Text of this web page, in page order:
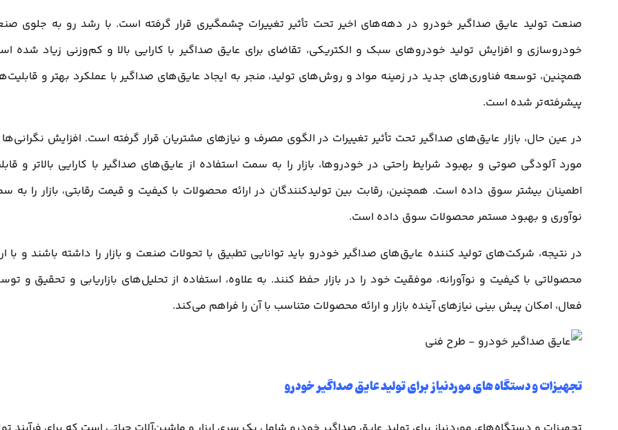
صنعت تولید عایق صداگیر خودرو در دهه‌های اخیر تحت تأثیر تغییرات چشمگیری قرار گرفته است. با رشد رو به جلوی
خودروسازی و افزایش تولید خودروهای سبک و الکتریکی، تقاضای برای عایق صداگیر با کارایی بالا و کم‌وزنی زیاد شده
همچنین، توسعه فناوری‌های جدید در زمینه مواد و روش‌های تولید، منجر به ایجاد عایق‌های صداگیر با عملکرد بهتر و
پیشرفته‌تر شده است.
در عین حال، بازار عایق‌های صداگیر تحت تأثیر تغییرات در الگوی مصرف و نیازهای مشتریان قرار گرفته است. افزایش
مورد آلودگی صوتی و بهبود شرایط راحتی در خودروها، بازار را به سمت استفاده از عایق‌های صداگیر با کارایی بالاتر و
اطمینان بیشتر سوق داده است. همچنین، رقابت بین تولیدکنندگان در ارائه محصولات با کیفیت و قیمت رقابتی، بازار را به
نوآوری و بهبود مستمر محصولات سوق داده است.
در نتیجه، شرکت‌های تولید کننده عایق‌های صداگیر خودرو باید توانایی تطبیق با تحولات صنعت و بازار را داشته باشند و با
محصولاتی با کیفیت و نوآورانه، موفقیت خود را در بازار حفظ کنند. به علاوه، استفاده از تحلیل‌های بازاریابی و تحقیق و
فعال، امکان پیش بینی نیازهای آینده بازار و ارائه محصولات متناسب با آن را فراهم می‌کند.
تجهیزات و دستگاه های موردنیاز برای تولید عایق صداگیر خودرو